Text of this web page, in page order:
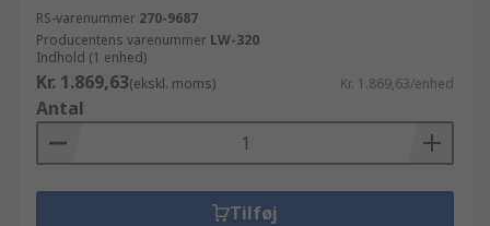
RS-varenummer 270-9687
Producentens varenummer LW-320
Indhold (1 enhed)
Kr. 1.869,63(ekskl. moms) Kr. 1.869,63/enhed
Antal
Tilføj